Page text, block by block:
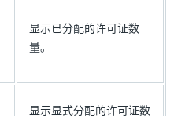
显示已分配的许可证数
量。
显示显式分配的许可证数